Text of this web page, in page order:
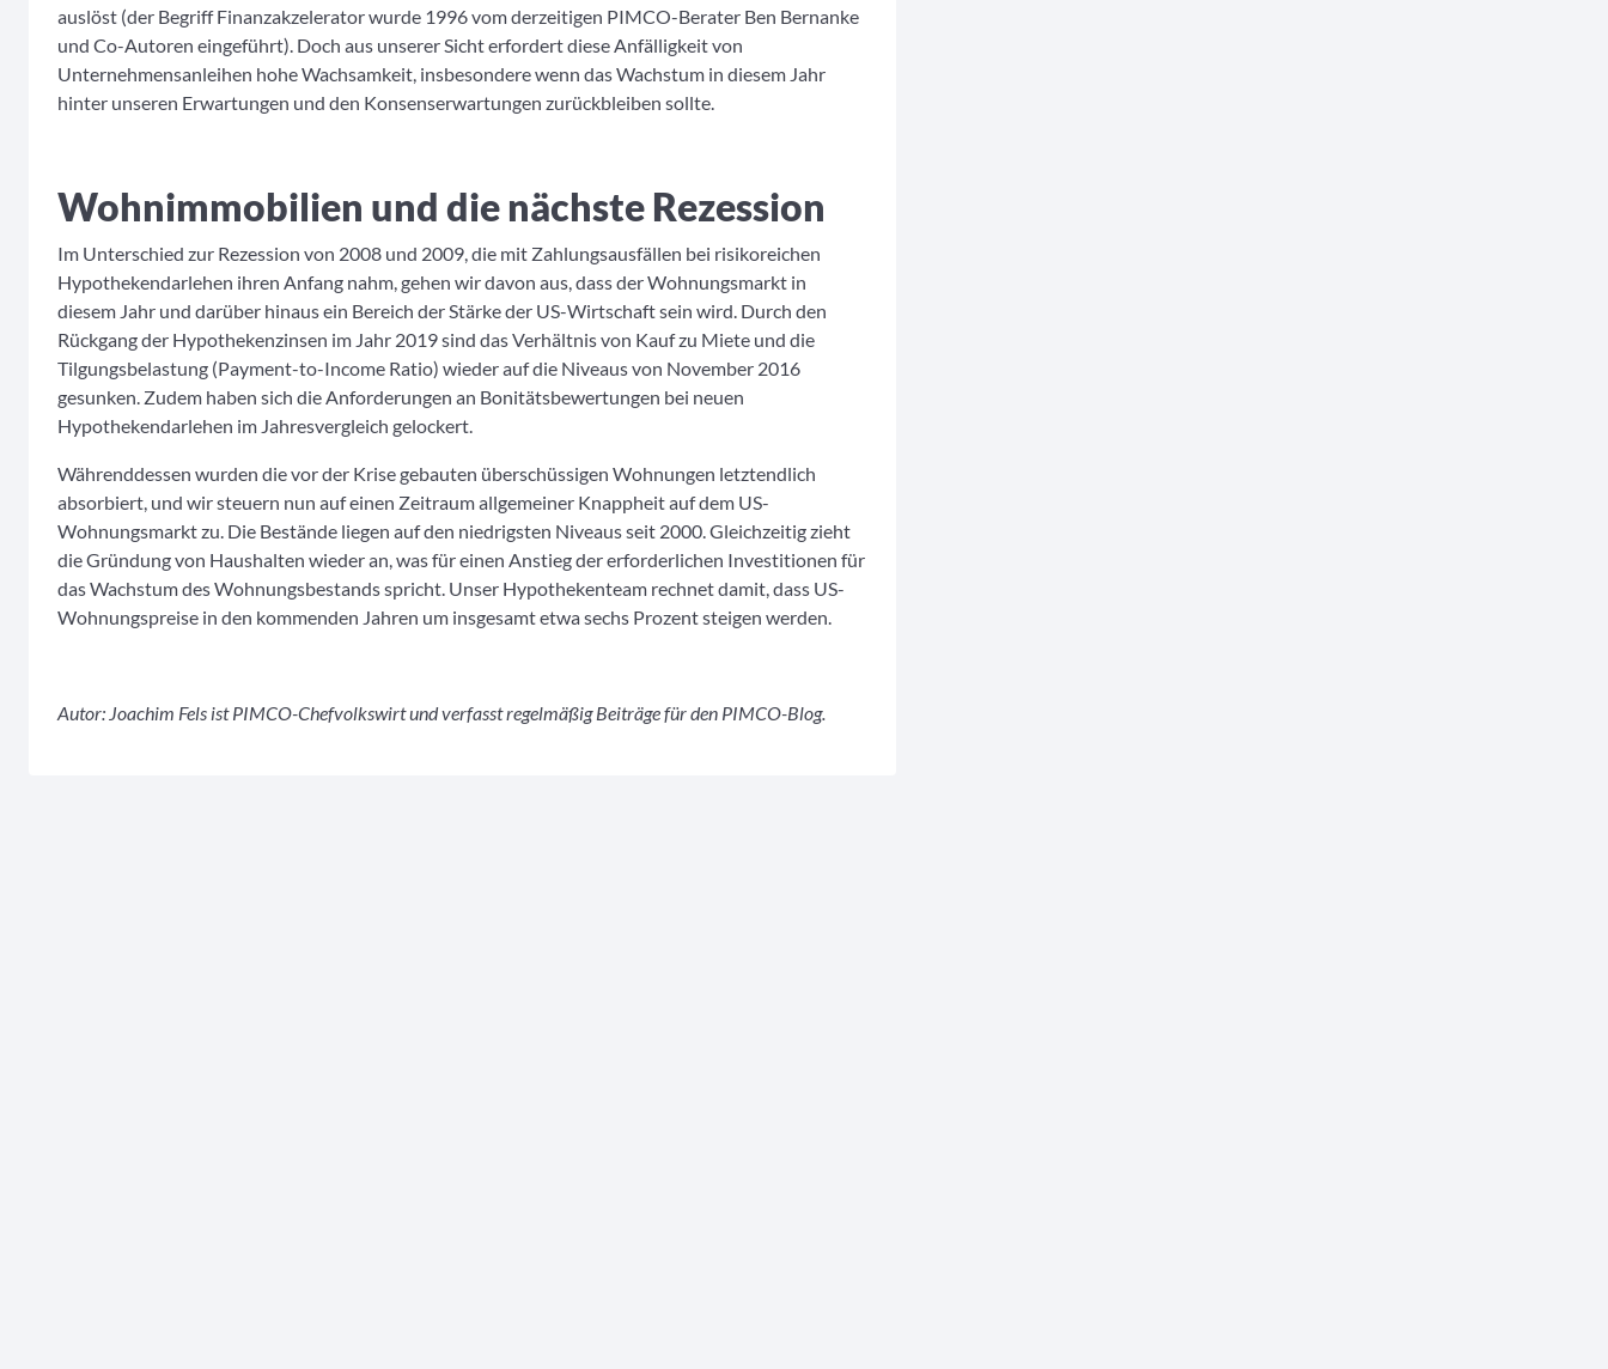
auslöst (der Begriff Finanzakzelerator wurde 1996 vom derzeitigen PIMCO-Berater Ben Bernanke
und Co-Autoren eingeführt). Doch aus unserer Sicht erfordert diese Anfälligkeit von
Unternehmensanleihen hohe Wachsamkeit, insbesondere wenn das Wachstum in diesem Jahr
hinter unseren Erwartungen und den Konsenserwartungen zurückbleiben sollte.
Wohnimmobilien und die nächste Rezession
Im Unterschied zur Rezession von 2008 und 2009, die mit Zahlungsausfällen bei risikoreichen
Hypothekendarlehen ihren Anfang nahm, gehen wir davon aus, dass der Wohnungsmarkt in
diesem Jahr und darüber hinaus ein Bereich der Stärke der US-Wirtschaft sein wird. Durch den
Rückgang der Hypothekenzinsen im Jahr 2019 sind das Verhältnis von Kauf zu Miete und die
Tilgungsbelastung (Payment-to-Income Ratio) wieder auf die Niveaus von November 2016
gesunken. Zudem haben sich die Anforderungen an Bonitätsbewertungen bei neuen
Hypothekendarlehen im Jahresvergleich gelockert.
Währenddessen wurden die vor der Krise gebauten überschüssigen Wohnungen letztendlich
absorbiert, und wir steuern nun auf einen Zeitraum allgemeiner Knappheit auf dem US-
Wohnungsmarkt zu. Die Bestände liegen auf den niedrigsten Niveaus seit 2000. Gleichzeitig zieht
die Gründung von Haushalten wieder an, was für einen Anstieg der erforderlichen Investitionen für
das Wachstum des Wohnungsbestands spricht. Unser Hypothekenteam rechnet damit, dass US-
Wohnungspreise in den kommenden Jahren um insgesamt etwa sechs Prozent steigen werden.
Autor: Joachim Fels ist PIMCO-Chefvolkswirt und verfasst regelmäßig Beiträge für den PIMCO-Blog.